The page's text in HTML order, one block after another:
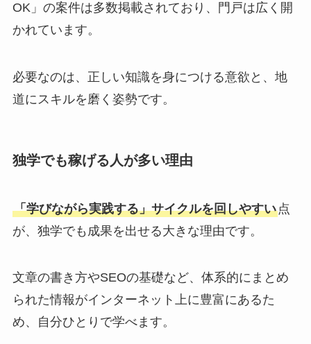
OK」の案件は多数掲載されており、門戸は広く開
かれています。
必要なのは、正しい知識を身につける意欲と、地
道にスキルを磨く姿勢です。
独学でも稼げる人が多い理由
「学びながら実践する」サイクルを回しやすい点
が、独学でも成果を出せる大きな理由です。
文章の書き方やSEOの基礎など、体系的にまとめ
られた情報がインターネット上に豊富にあるた
め、自分ひとりで学べます。